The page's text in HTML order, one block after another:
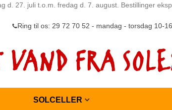
d. 27. juli t.o.m. fredag d. 7. august. Bestillinger
Ring til os: 29 72 70 52 - mandag - torsdag 10-16
SOLCELLER